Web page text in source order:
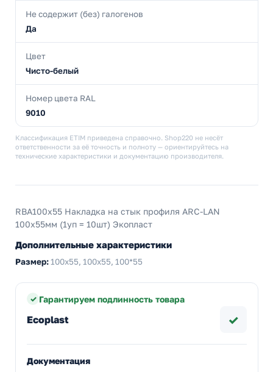
Не содержит (без) галогенов
Да
Цвет
Чисто-белый
Номер цвета RAL
9010
Классификация ETIM приведена справочно. Shop220 не несёт
ответственности за её точность и полноту — ориентируйтесь на
технические характеристики и документацию производителя.
RBA100х55 Накладка на стык профиля ARC-LAN
100х55мм (1уп = 10шт) Экопласт
Дополнительные характеристики
Размер:100х55, 100x55, 100*55
Гарантируем подлинность товара
Ecoplast ✓
Документация